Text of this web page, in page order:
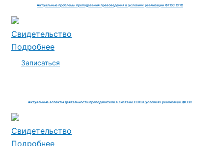
Актуальные проблемы преподавания правоведения в условиях реализации ФГОС СПО
Свидетельство
Подробнее
Записаться
Актуальные аспекты деятельности преподавателя в системе СПО в условиях реализации ФГОС
Свидетельство
Подробнее